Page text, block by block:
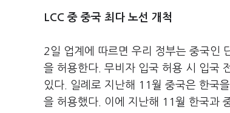
LCC 중 중국 최다 노선 개척
2일 업계에 따르면 우리 정부는 중국인
을 허용한다. 무비자 입국 허용 시 입국
있다. 일례로 지난해 11월 중국은 한국
을 허용했다. 이에 지난해 11월 한국과